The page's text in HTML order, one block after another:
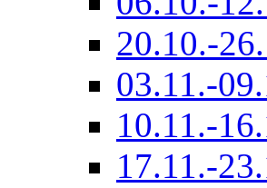
20.10.-
03.11.-
10.11.-
17.11.-